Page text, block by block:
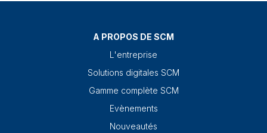
A PROPOS DE SCM
L'entreprise
Solutions digitales SCM
Gamme complète SCM
Evènements
Nouveautés